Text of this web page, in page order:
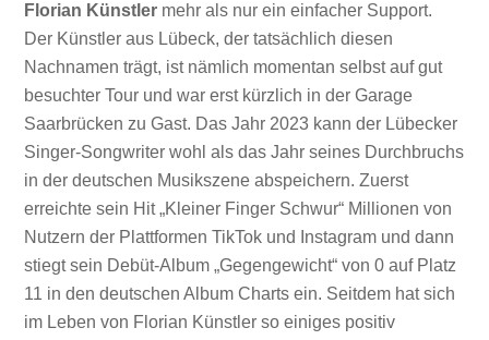
Florian Künstler mehr als nur ein einfacher Support.
Der Künstler aus Lübeck, der tatsächlich diesen
Nachnamen trägt, ist nämlich momentan selbst auf gut
besuchter Tour und war erst kürzlich in der Garage
Saarbrücken zu Gast. Das Jahr 2023 kann der Lübecker
Singer-Songwriter wohl als das Jahr seines Durchbruchs
in der deutschen Musikszene abspeichern. Zuerst
erreichte sein Hit „Kleiner Finger Schwur“ Millionen von
Nutzern der Plattformen TikTok und Instagram und dann
stiegt sein Debüt-Album „Gegengewicht“ von 0 auf Platz
11 in den deutschen Album Charts ein. Seitdem hat sich
im Leben von Florian Künstler so einiges positiv